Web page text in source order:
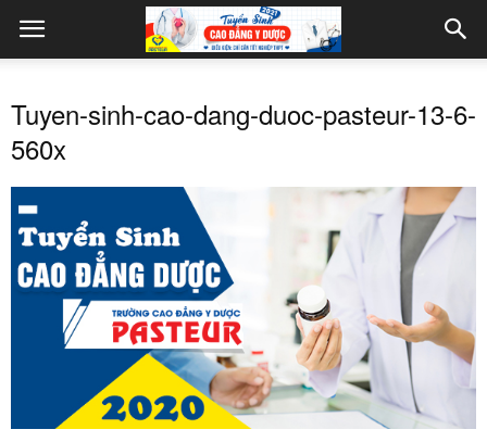
Tuyen-sinh-cao-dang-duoc-pasteur-13-6-
560x